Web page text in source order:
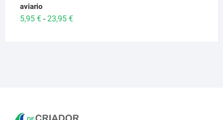
aviario
5,95 € - 23,95 €Rango